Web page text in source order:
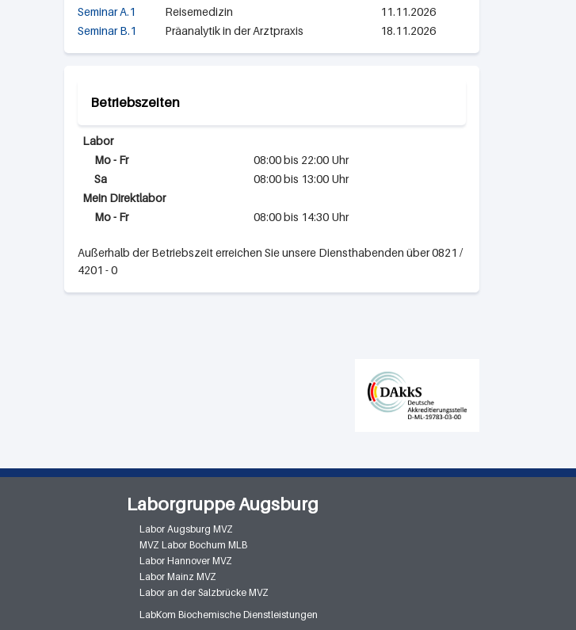
Seminar A.1
Reisemedizin
11.11.2026
Seminar B.1
Präanalytik in der Arztpraxis 18.11.2026
Betriebszeiten
Labor
Mo - Fr
08:00 bis 22:00 Uhr
Sa
08:00 bis 13:00 Uhr
Mein Direktlabor
Mo - Fr
08:00 bis 14:30 Uhr
Außerhalb der Betriebszeit erreichen Sie unsere Diensthabenden über 0821 /
4201 - 0
Laborgruppe Augsburg
Labor Augsburg MVZ
MVZ Labor Bochum MLB
Labor Hannover MVZ
Labor Mainz MVZ
Labor an der Salzbrücke MVZ
LabKom Biochemische Dienstleistungen